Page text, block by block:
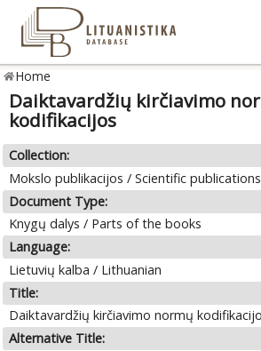
Home
Daiktavardžių kirčiavimo
kodifikacijos
Collection:
Mokslo publikacijos / Scientific publications
Document Type:
Knygų dalys / Parts of the books
Language:
Lietuvių kalba / Lithuanian
Title:
Daiktavardžių kirčiavimo normų
Alternative Title: